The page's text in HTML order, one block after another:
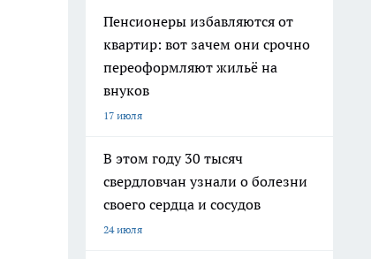
Пенсионеры избавляются от
квартир: вот зачем они срочно
переоформляют жильё на
внуков
17 июля
В этом году 30 тысяч
свердловчан узнали о болезни
своего сердца и сосудов
24 июля